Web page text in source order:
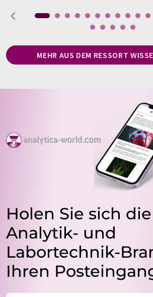
MEHR AUS DEM RESSORT
Holen Sie sich die
Analytik- und
Labortechnik-
Ihren